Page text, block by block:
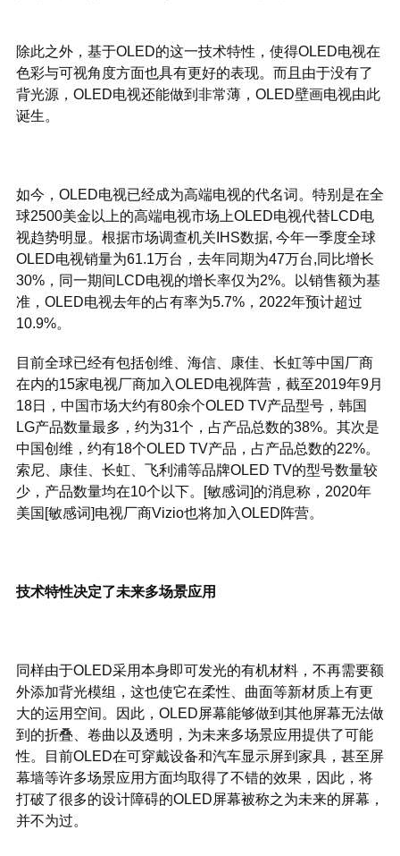
除此之外，基于OLED的这一技术特性，使得OLED电视在
色彩与可视角度方面也具有更好的表现。而且由于没有了
背光源，OLED电视还能做到非常薄，OLED壁画电视由此
诞生。
如今，OLED电视已经成为高端电视的代名词。特别是在全
球2500美金以上的高端电视市场上OLED电视代替LCD电
视趋势明显。根据市场调查机关IHS数据, 今年一季度全球
OLED电视销量为61.1万台，去年同期为47万台,同比增长
30%，同一期间LCD电视的增长率仅为2%。以销售额为基
准，OLED电视去年的占有率为5.7%，2022年预计超过
10.9%。
目前全球已经有包括创维、海信、康佳、长虹等中国厂商
在内的15家电视厂商加入OLED电视阵营，截至2019年9月
18日，中国市场大约有80余个OLED TV产品型号，韩国
LG产品数量最多，约为31个，占产品总数的38%。其次是
中国创维，约有18个OLED TV产品，占产品总数的22%。
索尼、康佳、长虹、飞利浦等品牌OLED TV的型号数量较
少，产品数量均在10个以下。[敏感词]的消息称，2020年
美国[敏感词]电视厂商Vizio也将加入OLED阵营。
技术特性决定了未来多场景应用
同样由于OLED采用本身即可发光的有机材料，不再需要额
外添加背光模组，这也使它在柔性、曲面等新材质上有更
大的运用空间。因此，OLED屏幕能够做到其他屏幕无法做
到的折叠、卷曲以及透明，为未来多场景应用提供了可能
性。目前OLED在可穿戴设备和汽车显示屏到家具，甚至屏
幕墙等许多场景应用方面均取得了不错的效果，因此，将
打破了很多的设计障碍的OLED屏幕被称之为未来的屏幕，
并不为过。